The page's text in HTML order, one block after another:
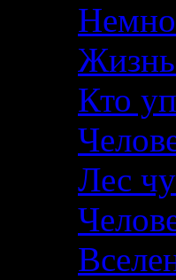
Жизнь
Кто
Лес